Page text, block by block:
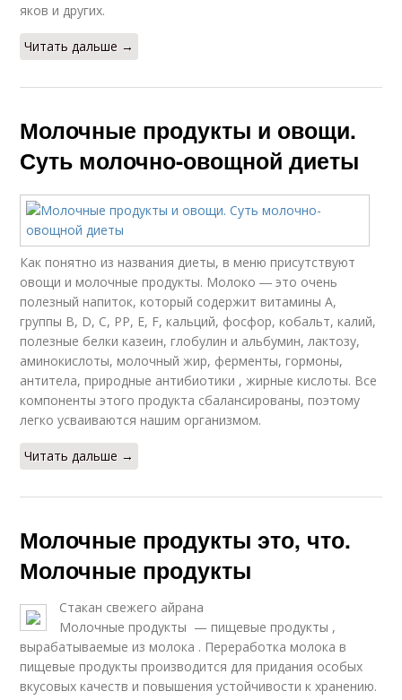
яков и других.
Читать дальше →
Молочные продукты и овощи.
Суть молочно-овощной диеты
Как понятно из названия диеты, в меню присутствуют
овощи и молочные продукты. Молоко ― это очень
полезный напиток, который содержит витамины А,
группы В, D, С, РР, Е, F, кальций, фосфор, кобальт, калий,
полезные белки казеин, глобулин и альбумин, лактозу,
аминокислоты, молочный жир, ферменты, гормоны,
антитела, природные антибиотики , жирные кислоты. Все
компоненты этого продукта сбалансированы, поэтому
легко усваиваются нашим организмом.
Читать дальше →
Молочные продукты это, что.
Молочные продукты
Стакан свежего айрана
Молочные продукты — пищевые продукты ,
вырабатываемые из молока . Переработка молока в
пищевые продукты производится для придания особых
вкусовых качеств и повышения устойчивости к хранению.